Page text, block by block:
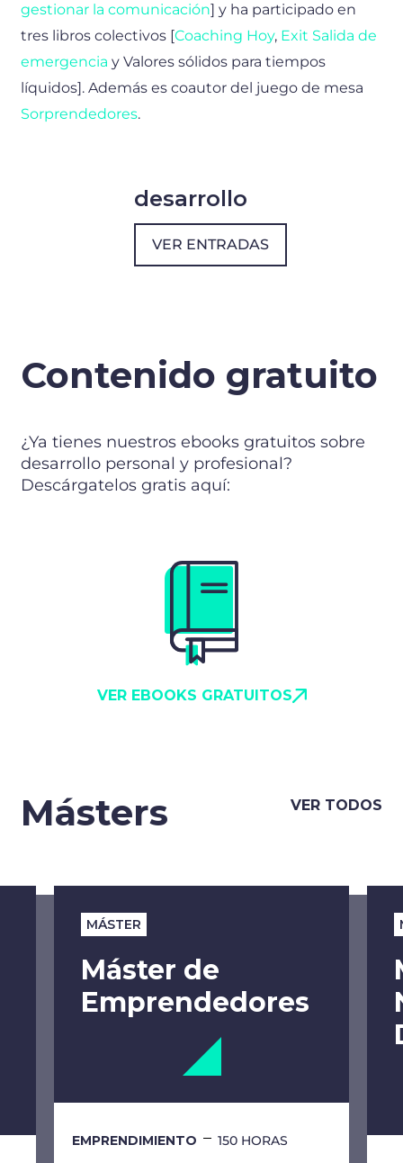
gestionar la comunicación] y ha participado en
tres libros colectivos [Coaching Hoy, Exit Salida de
emergencia y Valores sólidos para tiempos
líquidos]. Además es coautor del juego de mesa
Sorprendedores.
desarrollo
VER ENTRADAS
Contenido gratuito
¿Ya tienes nuestros ebooks gratuitos sobre
desarrollo personal y profesional?
Descárgatelos gratis aquí:
VER EBOOKS GRATUITOS
Másters VER TODOS
MÁSTER
Máster de
Emprendedores
EMPRENDIMIENTO 150 HORAS